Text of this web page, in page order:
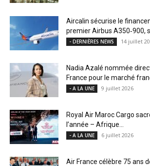
Aircalin sécurise le
premier Airbus A350‑900,
- DERNIÈRES NEWS 14 juillet
Nadia Azalé nommée
France pour le marché
- A LA UNE 9 juillet 2026
Royal Air Maroc Cargo
l’année – Afrique...
- A LA UNE 6 juillet 2026
Air France célèbre 75 ans